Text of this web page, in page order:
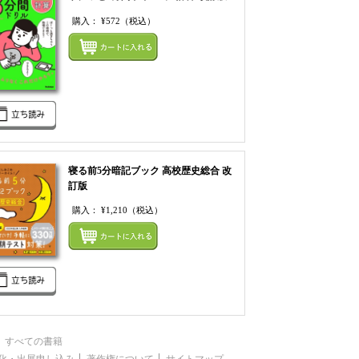
カートにいれる
購入：¥572 （税込）
カートにいれる
寝る前5分暗記ブック 高校歴史総合 改
訂版
購入：¥1,210 （税込）
すべての書籍